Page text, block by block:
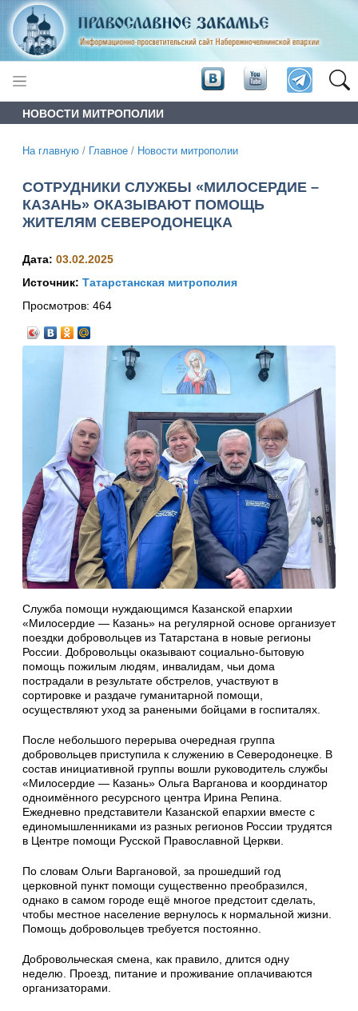
НОВОСТИ МИТРОПОЛИИ
На главную / Главное / Новости митрополии
СОТРУДНИКИ СЛУЖБЫ «МИЛОСЕРДИЕ –
КАЗАНЬ» ОКАЗЫВАЮТ ПОМОЩЬ
ЖИТЕЛЯМ СЕВЕРОДОНЕЦКА
Дата: 03.02.2025
Источник: Татарстанская митрополия
Просмотров: 464
Служба помощи нуждающимся Казанской епархии
«Милосердие — Казань» на регулярной основе организует
поездки добровольцев из Татарстана в новые регионы
России. Добровольцы оказывают социально-бытовую
помощь пожилым людям, инвалидам, чьи дома
пострадали в результате обстрелов, участвуют в
сортировке и раздаче гуманитарной помощи,
осуществляют уход за ранеными бойцами в госпиталях.
После небольшого перерыва очередная группа
добровольцев приступила к служению в Северодонецке. В
состав инициативной группы вошли руководитель службы
«Милосердие — Казань» Ольга Варганова и координатор
одноимённого ресурсного центра Ирина Репина.
Ежедневно представители Казанской епархии вместе с
единомышленниками из разных регионов России трудятся
в Центре помощи Русской Православной Церкви.
По словам Ольги Варгановой, за прошедший год
церковной пункт помощи существенно преобразился,
однако в самом городе ещё многое предстоит сделать,
чтобы местное население вернулось к нормальной жизни.
Помощь добровольцев требуется постоянно.
Добровольческая смена, как правило, длится одну
неделю. Проезд, питание и проживание оплачиваются
организаторами.